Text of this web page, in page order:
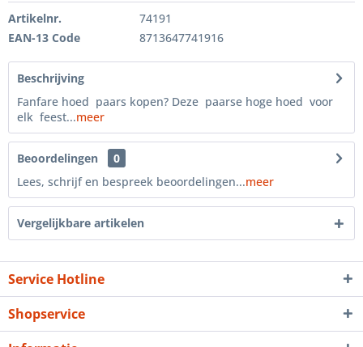
Artikelnr.
74191
EAN-13 Code
8713647741916
Beschrijving
Fanfare hoed paars kopen? Deze paarse hoge hoed voor
elk feest...meer
Beoordelingen
0
Lees, schrijf en bespreek beoordelingen...meer
Vergelijkbare artikelen
Service Hotline
Shopservice